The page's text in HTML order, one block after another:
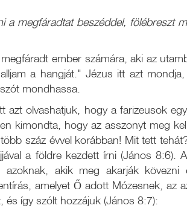
megfáradtat beszéddel, fölébreszt
ember számára, aki az
a hangját." Jézus itt azt
mondhassa.
olvashatjuk, hogy a farizeusok
kimondta, hogy az asszonyt meg
száz évvel korábban! Mit tett
a földre kezdett írni (János 8:6).
akik meg akarják
amelyet Ő adott Mózesnek, az
és így szólt hozzájuk (János 8:7):